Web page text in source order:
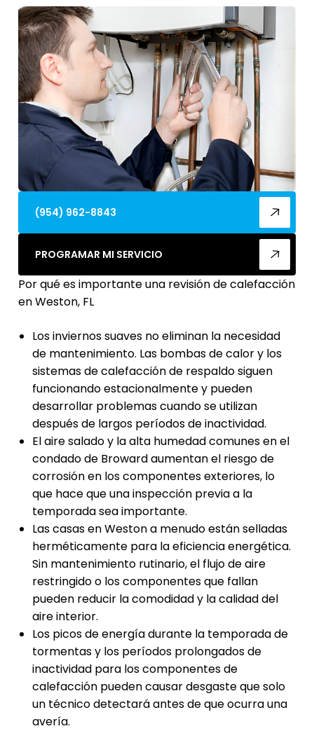
(954) 962-8843
PROGRAMAR MI SERVICIO
Por qué es importante una revisión de calefacción
en Weston, FL
Los inviernos suaves no eliminan la necesidad
de mantenimiento. Las bombas de calor y los
sistemas de calefacción de respaldo siguen
funcionando estacionalmente y pueden
desarrollar problemas cuando se utilizan
después de largos períodos de inactividad.
El aire salado y la alta humedad comunes en el
condado de Broward aumentan el riesgo de
corrosión en los componentes exteriores, lo
que hace que una inspección previa a la
temporada sea importante.
Las casas en Weston a menudo están selladas
herméticamente para la eficiencia energética.
Sin mantenimiento rutinario, el flujo de aire
restringido o los componentes que fallan
pueden reducir la comodidad y la calidad del
aire interior.
Los picos de energía durante la temporada de
tormentas y los períodos prolongados de
inactividad para los componentes de
calefacción pueden causar desgaste que solo
un técnico detectará antes de que ocurra una
avería.